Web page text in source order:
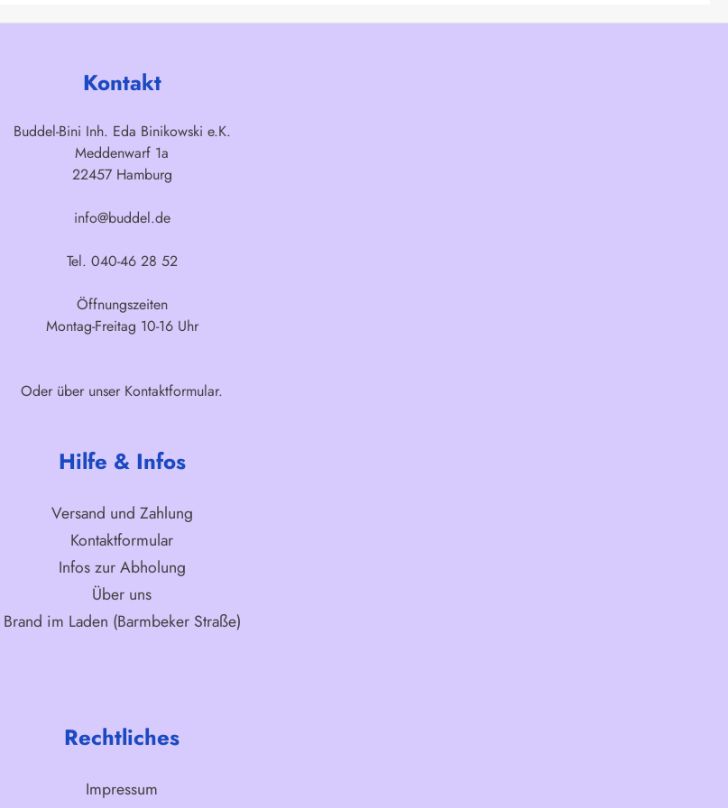
Kontakt
Buddel-Bini Inh. Eda Binikowski e.K.
Meddenwarf 1a
22457 Hamburg
info@buddel.de
Tel. 040-46 28 52
Öffnungszeiten
Montag-Freitag 10-16 Uhr
Oder über unser Kontaktformular.
Hilfe & Infos
Versand und Zahlung
Kontaktformular
Infos zur Abholung
Über uns
Brand im Laden (Barmbeker Straße)
Rechtliches
Impressum